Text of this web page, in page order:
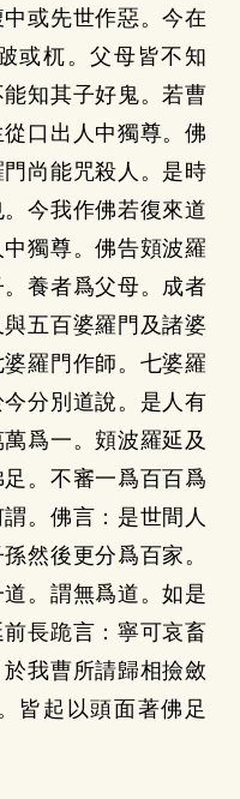
或先世作惡。今在
或杌。父母皆不知
知其子好鬼。若曹
口出人中獨尊。佛
尚能咒殺人。是時
今我作佛若復來道
獨尊。佛告頞波羅
養者爲父母。成者
五百婆羅門及諸婆
羅門作師。七婆羅
分別道說。是人有
爲一。頞波羅延及
。不審一爲百百爲
。佛言：是世間人
然後更分爲百家。
。謂無爲道。如是
長跪言：寧可哀畜
我曹所請歸相撿斂
皆起以頭面著佛足